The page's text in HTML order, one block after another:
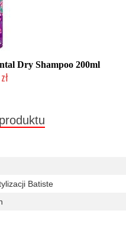
Dry Shampoo 200ml
Batiste